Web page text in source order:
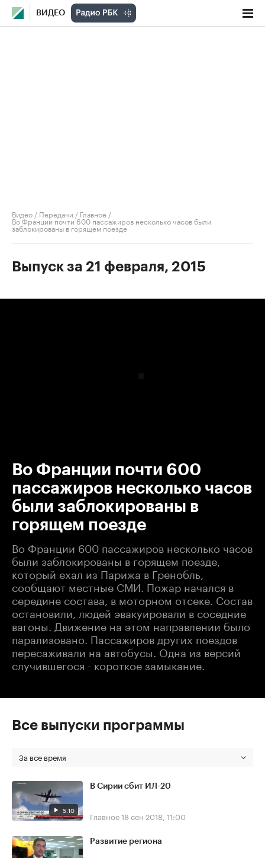
ВИДЕО
Видео / Передачи / Главное /
Во Франции почти 600 пассажиров несколько часов были
заблокированы в горящем поезде
Выпуск за 21 февраля, 2015
Во Франции почти 600
пассажиров несколько часов
были заблокированы в
горящем поезде
Во Франции 600 пассажиров несколько часов
были заблокированы в горящем поезде,
который ехал из Парижа в Гренобль,
сообщают местные СМИ. Пожар начался в
середине состава, в моторном отсеке. Состав
остановили, людей эвакуировали в соседние
вагоны. Движение на этом направлении было
парализовано. Пассажиров других поездов
пересаживали на автобусы. Одна из версий
случившегося - короткое замыкание.
Все выпуски программы
За все время
5:10
В Сирии сбит ИЛ-20
Главное18 сен 2018, 11:00
Развитие региона